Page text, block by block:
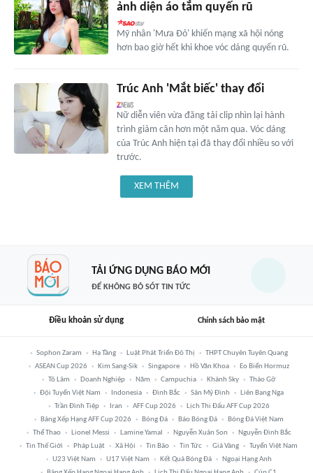
ảnh diện áo tắm quyến rũ
Mỹ nhân 'Mưa Đỏ' khiến mạng xã hội nóng
hơn bao giờ hết khi khoe vóc dáng quyến rũ.
Trúc Anh 'Mắt biếc' thay đổi
Nữ diễn viên vừa đăng tải clip nhìn lại hành
trình giảm cân hơn một năm qua. Vóc dáng
của Trúc Anh hiện tại đã thay đổi nhiều so với
trước.
XEM THÊM
TẢI ỨNG DỤNG BÁO MỚI
ĐỂ KHÔNG BỎ SÓT TIN TỨC
Điều khoản sử dụng Chính sách bảo mật
Sophon Zaram Hạ Tầng Luật Phát Triển Đô Thị
THPT Chuyên Tuyên Quang
ASEAN Cup 2026
Kim Sang-Sik Singapore Hồ Văn Khoa
Eo Biển Hormuz
Tô Lâm
Doanh Nghiệp Năm Campuchia Khánh Sky
Tháo Gỡ
Đội Tuyển Việt Nam
Indonesia Đình Bắc Sân Mỹ Đình
Liên Bang Nga
Trần Đình Tiệp
Iran AFF Cup 2026
Lịch Thi Đấu AFF Cup 2026
Bảng Xếp Hạng AFF Cup 2026
Bóng Đá Báo Bóng Đá
Bóng Đá Việt Nam
Thể Thao
Lionel Messi Lamine Yamal Nguyễn Xuân Son
Nguyễn Đình Bắc
Tin Thế Giới
Pháp Luật Xã Hội Tin Bão Tin Tức Giá Vàng
Tuyển Việt Nam
U23 Việt Nam
U17 Việt Nam Kết Quả Bóng Đá
Ngoại Hạng Anh